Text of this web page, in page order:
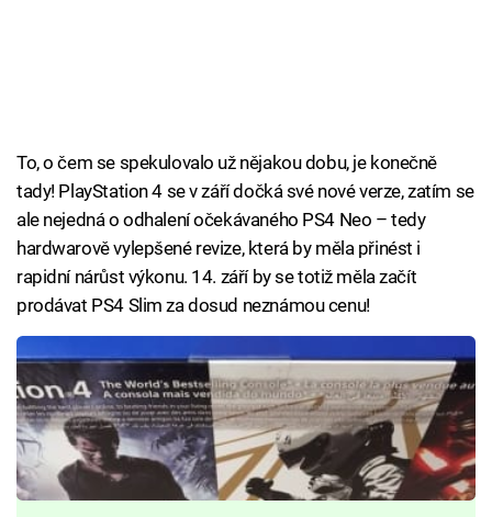
To, o čem se spekulovalo už nějakou dobu, je konečně
tady! PlayStation 4 se v září dočká své nové verze, zatím se
ale nejedná o odhalení očekávaného PS4 Neo – tedy
hardwarově vylepšené revize, která by měla přinést i
rapidní nárůst výkonu. 14. září by se totiž měla začít
prodávat PS4 Slim za dosud neznámou cenu!